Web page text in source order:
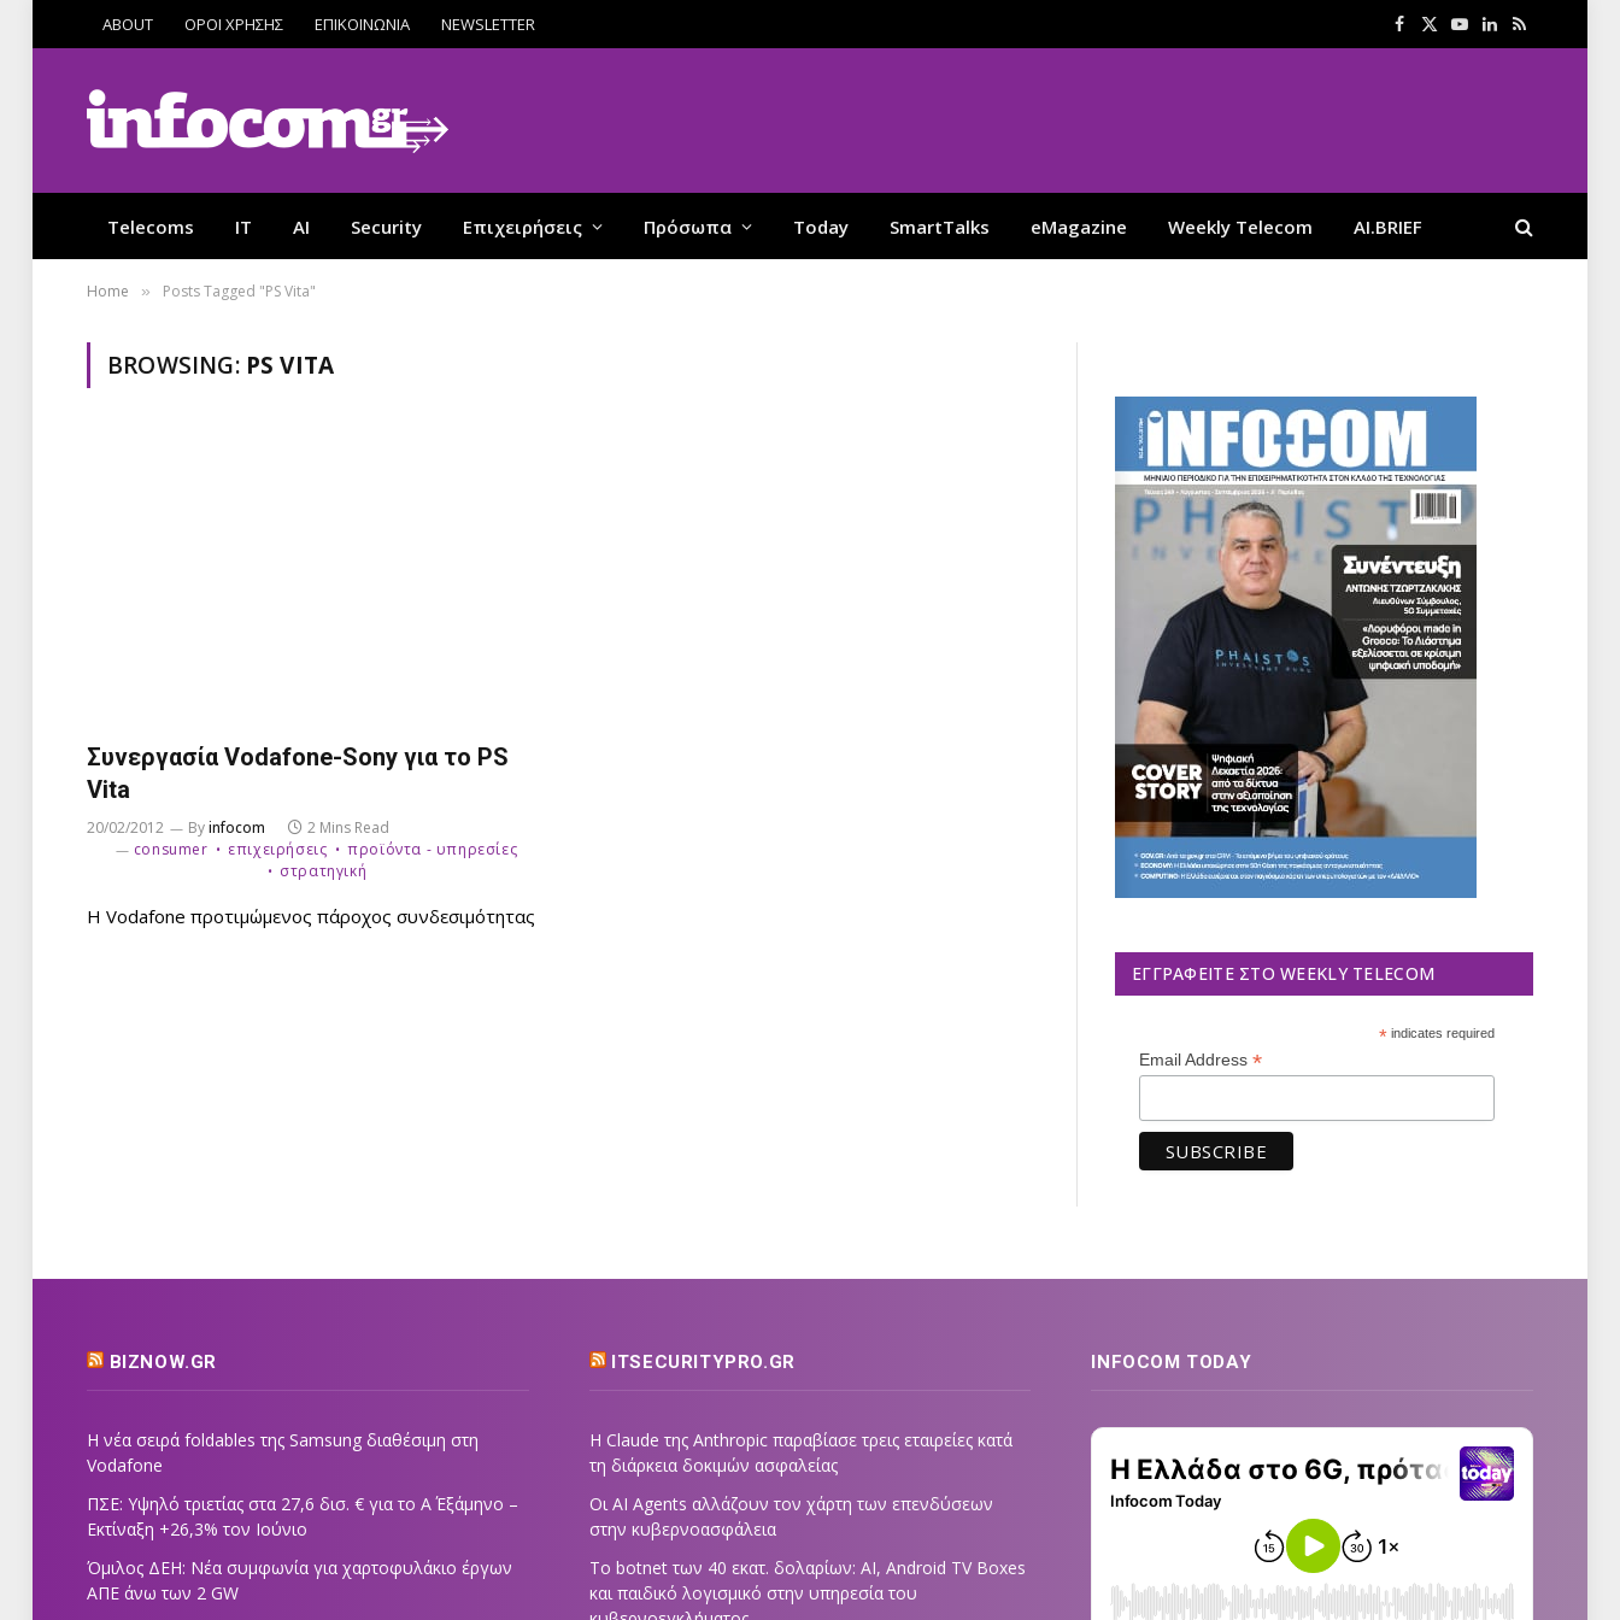
ABOUT ΟΡΟΙ ΧΡΗΣΗΣ ΕΠΙΚΟΙΝΩΝΙΑ NEWSLETTER Facebook
X
YouTube
LinkedIn
RSS
Telecoms IT AI Security Επιχειρήσεις Πρόσωπα Today SmartTalks eMagazine Weekly Telecom AI.BRIEF
Home » Posts Tagged "PS Vita"
BROWSING: PS VITA
Συνεργασία Vodafone-Sony για το PS
Vita
20/02/2012 Byinfocom
2 Mins Read
consumer
επιχειρήσεις
προϊόντα - υπηρεσίες
στρατηγική
H Vodafone προτιμώμενος πάροχος συνδεσιμότητας
ΕΓΓΡΑΦΕΊΤΕ ΣΤΟ WEEKLY TELECOM
*indicates required
Email Address *
BIZNOW.GR
Η νέα σειρά foldables της Samsung διαθέσιμη στη
Vodafone
ΠΣΕ: Υψηλό τριετίας στα 27,6 δισ. € για το Α΄ Εξάμηνο –
Εκτίναξη +26,3% τον Ιούνιο
Όμιλος ΔΕΗ: Νέα συμφωνία για χαρτοφυλάκιο έργων
ΑΠΕ άνω των 2 GW
ITSECURITYPRO.GR
Η Claude της Anthropic παραβίασε τρεις εταιρείες κατά
τη διάρκεια δοκιμών ασφαλείας
Οι AI Agents αλλάζουν τον χάρτη των επενδύσεων
στην κυβερνοασφάλεια
Το botnet των 40 εκατ. δολαρίων: AI, Android TV Boxes
και παιδικό λογισμικό στην υπηρεσία του
INFOCOM TODAY